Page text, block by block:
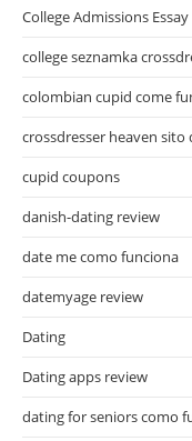
College Admissions Essay
college seznamka
colombian cupid come
crossdresser heaven
cupid coupons
danish-dating review
date me como funciona
datemyage review
Dating
Dating apps review
dating for seniors como